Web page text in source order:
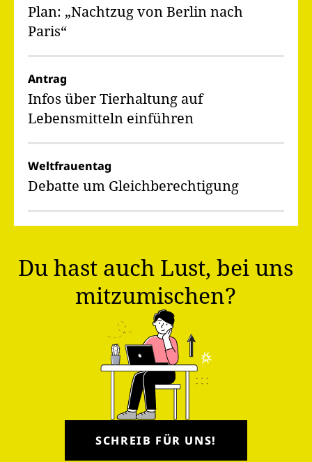
Plan: „Nachtzug von Berlin nach
Paris“
Antrag
Infos über Tierhaltung auf
Lebensmitteln einführen
Weltfrauentag
Debatte um Gleichberechtigung
Du hast auch Lust, bei uns
mitzumischen?
SCHREIB FÜR UNS!